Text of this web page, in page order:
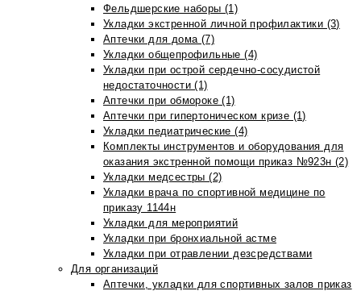
Фельдшерские наборы (1)
Укладки экстренной личной профилактики (3)
Аптечки для дома (7)
Укладки общепрофильные (4)
Укладки при острой сердечно-сосудистой
недостаточности (1)
Аптечки при обмороке (1)
Аптечки при гипертоническом кризе (1)
Укладки педиатрические (4)
Комплекты инструментов и оборудования для
оказания экстренной помощи приказ №923н (2)
Укладки медсестры (2)
Укладки врача по спортивной медицине по
приказу 1144н
Укладки для мероприятий
Укладки при бронхиальной астме
Укладки при отравлении дезсредствами
Для организаций
Аптечки, укладки для спортивных залов приказ